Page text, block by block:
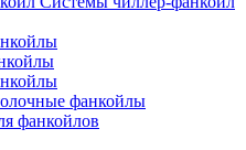
фанкойлы
фанкойлов